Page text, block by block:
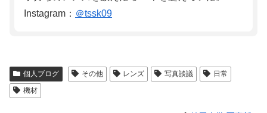
Instagram： ＠tssk09
個人ブログ その他 レンズ 写真談議
日常
機材